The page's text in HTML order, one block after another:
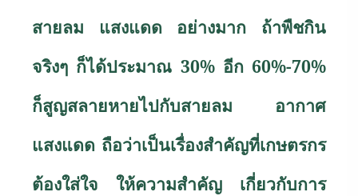
สายลม แสงแดด อย่างมาก ถ้าพืชกิน
จริงๆ ก็ได้ประมาณ 30% อีก 60%-70%
ก็สูญสลายหายไปกับสายลม อากาศ
แสงแดด ถือว่าเป็นเรื่องสำคัญที่เกษตรกร
ต้องใส่ใจ ให้ความสำคัญ เกี่ยวกับการ